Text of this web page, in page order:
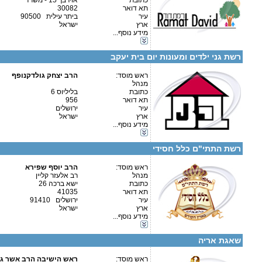
תא דואר
30082
עיר
ביתר עילית 90500
ארץ
ישראל
מידע נוסף...
קטגוריות:
אגודות וארגונים-שונות
רשת גני ילדים ומעונות יום בית יעקב
ראש מוסד:
הרב יצחק גולדקנופף
מנהל
כתובת
בליליוס 6
תא דואר
956
עיר
ירושלים
ארץ
ישראל
מידע נוסף...
טלפון 1:
טלפון 2:
פקס
איש קשר:
קטגוריות:
רשת התתי"ם כלל חסידי
ראש מוסד:
הרב יוסף שפירא
מנהל
רב אלעזר קליין
כתובת
ישא ברכה 26
תא דואר
41035
עיר
ירושלים 91410
ארץ
ישראל
מידע נוסף...
פרטים נוספים:
טלפון 1:
טלפון 2:
פקס
מספר עמותה:
580312825
בביתר: המגיד ממזריץ' 3 02-5725271. ת"ת בבית שמש: חפץ חיים 2 02-9914428.
קטגוריות:
תלמודי תורה-תלמוד תורה
שאגת אריה
ראש מוסד: ראש הישיבה הרב אשר
פרטים נוספים:
טלפון 1:
טלפון 2:
פקס
מספר עמותה:
איש קשר:
ש. לוי